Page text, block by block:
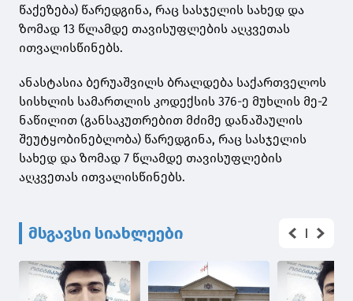
წაქეზება) წარედგინა, რაც სასჯელის სახედ და
ზომად 13 წლამდე თავისუფლების აღკვეთას
ითვალისწინებს.
ანასტასია ბერუაშვილს ბრალდება საქართველოს
სისხლის სამართლის კოდექსის 376-ე მუხლის მე-2
ნაწილით (განსაკუთრებით მძიმე დანაშაულის
შეუტყობინებლობა) წარედგინა, რაც სასჯელის
სახედ და ზომად 7 წლამდე თავისუფლების
აღკვეთას ითვალისწინებს.
მსგავსი სიახლეები